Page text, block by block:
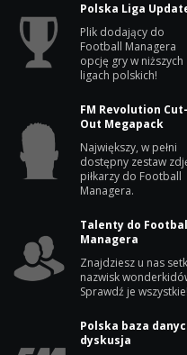
Polska Liga
Plik dodający do
Football Managera
opcję gry w niższych
ligach polskich!
FM Revolution
Out Megapack
Największy, w pełni
dostępny zestaw
piłkarzy do Football
Managera.
Talenty do
Managera
Znajdziesz u nas
nazwisk
Sprawdź je
Polska baza
dyskusja